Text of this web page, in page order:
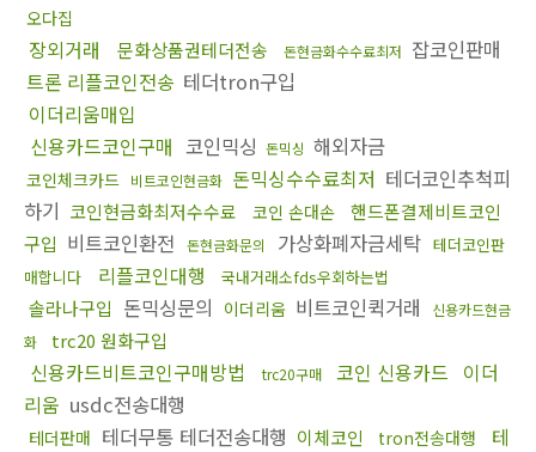
오다집
장외거래 문화상품권테더전송 돈현금화수수료최저 잡코인판매
트론 리플코인전송 테더tron구입
이더리움매입
신용카드코인구매 코인믹싱 돈믹싱 해외자금
코인체크카드 비트코인현금화 돈믹싱수수료최저 테더코인추척피
하기 코인현금화최저수수료 코인 손대손
핸드폰결제비트코인
구입 비트코인환전 돈현금화문의 가상화폐자금세탁 테더코인판
매합니다
리플코인대행 국내거래소fds우회하는법
솔라나구입 돈믹싱문의 이더리움 비트코인퀵거래
신용카드현금
화
trc20 원화구입
신용카드비트코인구매방법 trc20구매 코인 신용카드 이더
리움 usdc전송대행
테더판매 테더무통 테더전송대행 이체코인 tron전송대행
테